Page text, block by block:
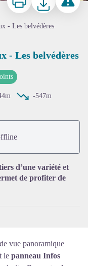
in full screen
- Les belvédères
- Les belvédères
-547m
d’une variété et
de profiter de
vue panoramique
le panneau Infos